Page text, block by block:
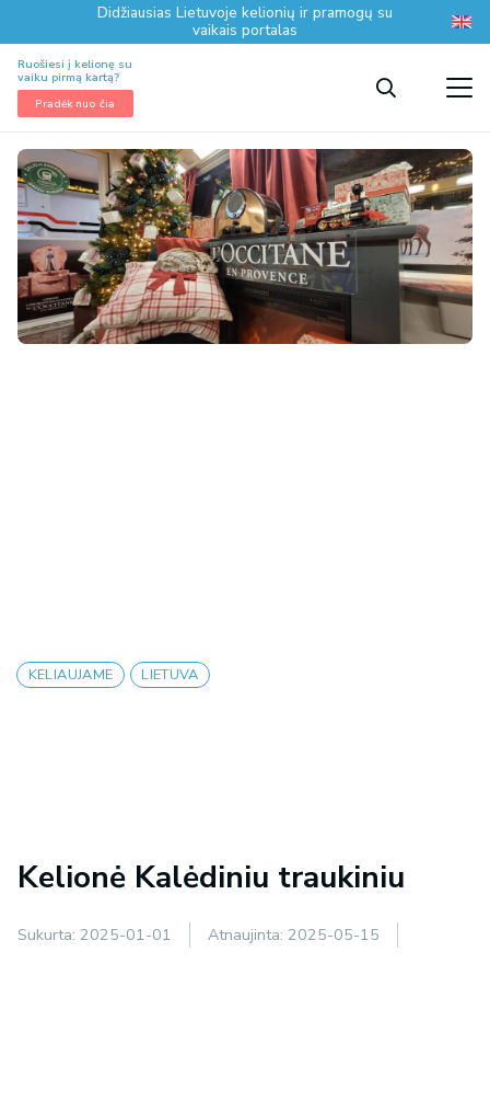
Didžiausias Lietuvoje kelionių ir pramogų su
vaikais portalas
Ruošiesi į kelionę su
vaiku pirmą kartą?
Pradėk nuo čia
KELIAUJAME LIETUVA
Kelionė Kalėdiniu traukiniu
Sukurta: 2025-01-01 Atnaujinta: 2025-05-15